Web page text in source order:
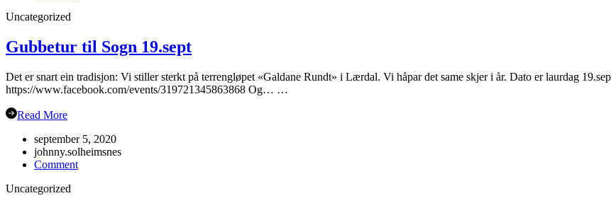
Uncategorized
Gubbetur til Sogn 19.sept
Det er snart ein tradisjon: Vi stiller sterkt på terrengløpet «Galdane Rundt» i Lærdal. Vi håpar det same skjer i år. Dato er laurdag
https://www.facebook.com/events/319721345863868 Og… …
Read More
september 5, 2020
johnny.solheimsnes
Commenton
Uncategorized